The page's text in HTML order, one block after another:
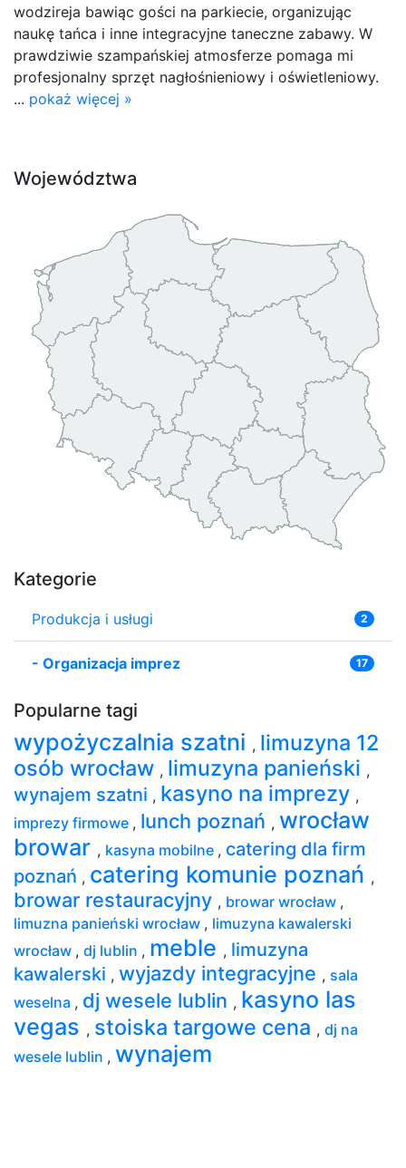
wodzireja bawiąc gości na parkiecie, organizując
naukę tańca i inne integracyjne taneczne zabawy. W
prawdziwie szampańskiej atmosferze pomaga mi
profesjonalny sprzęt nagłośnieniowy i oświetleniowy.
... pokaż więcej »
Województwa
Kategorie
Produkcja i usługi 2
- Organizacja imprez 17
Popularne tagi
wypożyczalnia szatni , limuzyna 12
osób wrocław , limuzyna panieński ,
wynajem szatni , kasyno na imprezy ,
imprezy firmowe , lunch poznań , wrocław
browar , kasyna mobilne , catering dla firm
poznań , catering komunie poznań ,
browar restauracyjny , browar wrocław ,
limuzna panieński wrocław , limuzyna kawalerski
wrocław , dj lublin , meble , limuzyna
kawalerski , wyjazdy integracyjne , sala
weselna , dj wesele lublin , kasyno las
vegas , stoiska targowe cena , dj na
wesele lublin , wynajem